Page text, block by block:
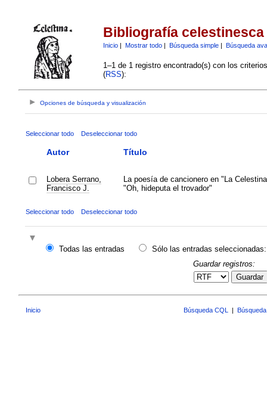
Bibliografía celestinesca
Inicio| Mostrar todo| Búsqueda simple| Búsqueda
1–1 de 1 registro encontrado(s) con los
(RSS):
Opciones de búsqueda y visualización
Seleccionar todo Deseleccionar todo
Autor Título
Lobera Serrano,
Francisco J.
La poesía de cancionero en "La
"Oh, hideputa el trovador"
Seleccionar todo Deseleccionar todo
Todas las entradas
Sólo las entradas seleccionadas:
Guardar registros:
Guardar
Inicio Búsqueda CQL